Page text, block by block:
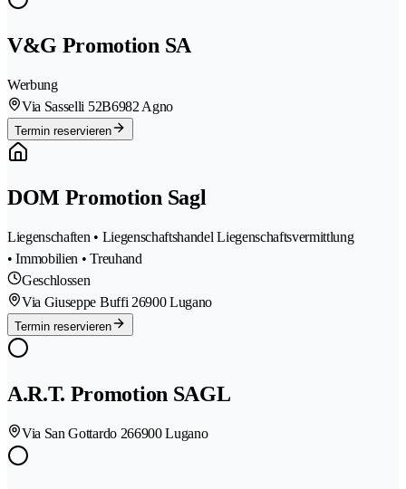
V&G Promotion SA
Werbung
Via Sasselli 52B6982 Agno
Termin reservieren
DOM Promotion Sagl
Liegenschaften • Liegenschaftshandel Liegenschaftsvermittlung
• Immobilien • Treuhand
Geschlossen
Via Giuseppe Buffi 26900 Lugano
Termin reservieren
A.R.T. Promotion SAGL
Via San Gottardo 266900 Lugano